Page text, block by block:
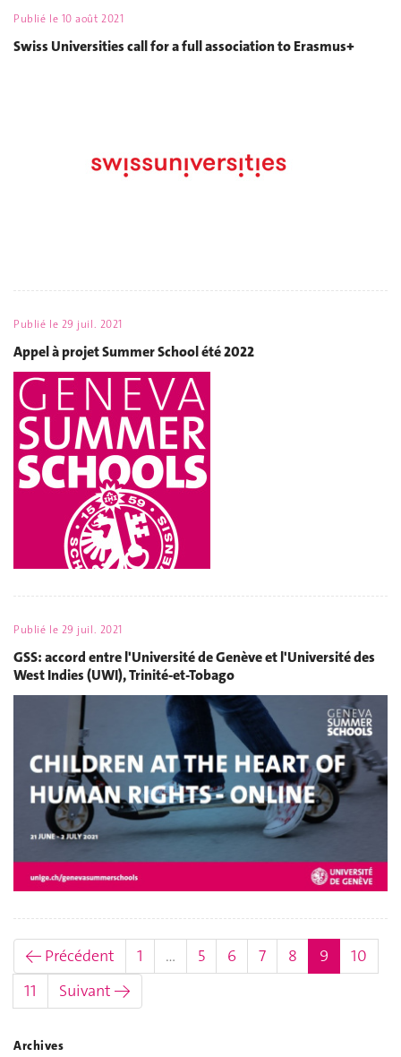
Publié le 10 août 2021
Swiss Universities call for a full association to Erasmus+
Publié le 29 juil. 2021
Appel à projet Summer School été 2022
Publié le 29 juil. 2021
GSS: accord entre l'Université de Genève et l'Université des
West Indies (UWI), Trinité-et-Tobago
← Précédent 1 … 5 6 7 8 9 (actuel)
10
11
Suivant →
Archives